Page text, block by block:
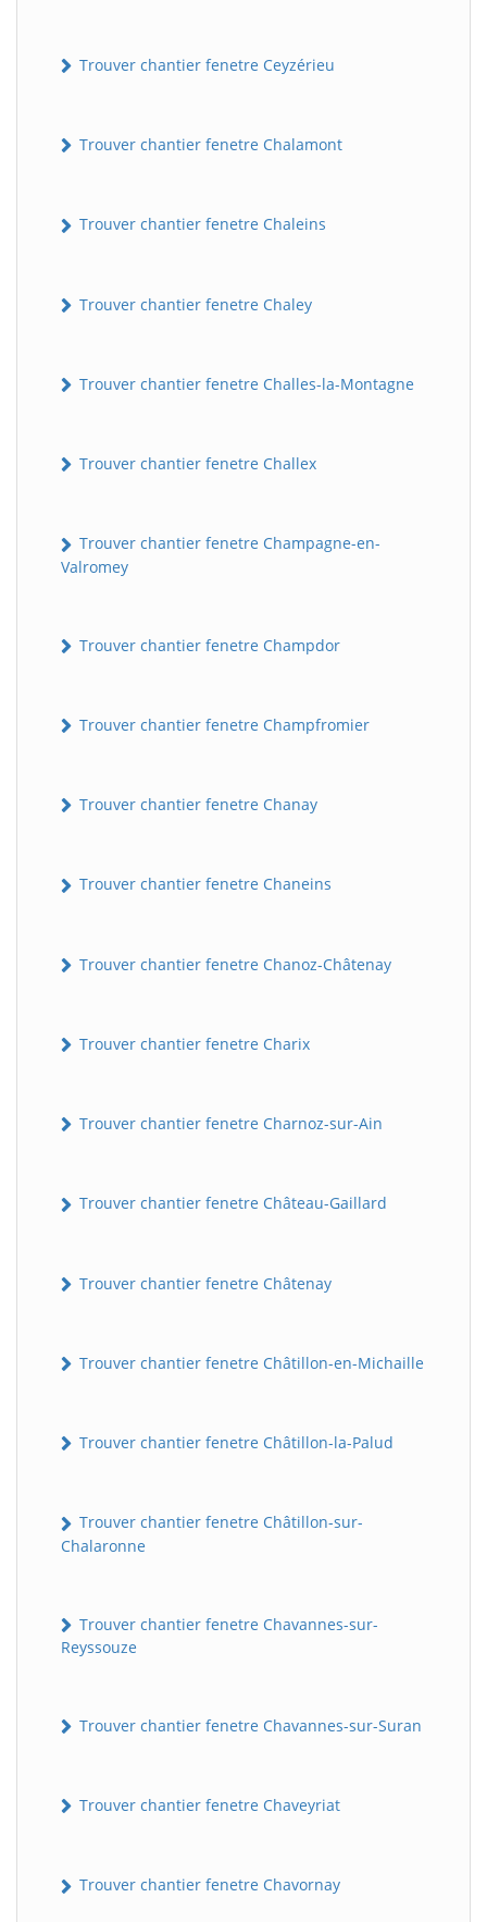
Trouver chantier fenetre Ceyzérieu
Trouver chantier fenetre Chalamont
Trouver chantier fenetre Chaleins
Trouver chantier fenetre Chaley
Trouver chantier fenetre Challes-la-Montagne
Trouver chantier fenetre Challex
Trouver chantier fenetre Champagne-en-
Valromey
Trouver chantier fenetre Champdor
Trouver chantier fenetre Champfromier
Trouver chantier fenetre Chanay
Trouver chantier fenetre Chaneins
Trouver chantier fenetre Chanoz-Châtenay
Trouver chantier fenetre Charix
Trouver chantier fenetre Charnoz-sur-Ain
Trouver chantier fenetre Château-Gaillard
Trouver chantier fenetre Châtenay
Trouver chantier fenetre Châtillon-en-Michaille
Trouver chantier fenetre Châtillon-la-Palud
Trouver chantier fenetre Châtillon-sur-
Chalaronne
Trouver chantier fenetre Chavannes-sur-
Reyssouze
Trouver chantier fenetre Chavannes-sur-Suran
Trouver chantier fenetre Chaveyriat
Trouver chantier fenetre Chavornay